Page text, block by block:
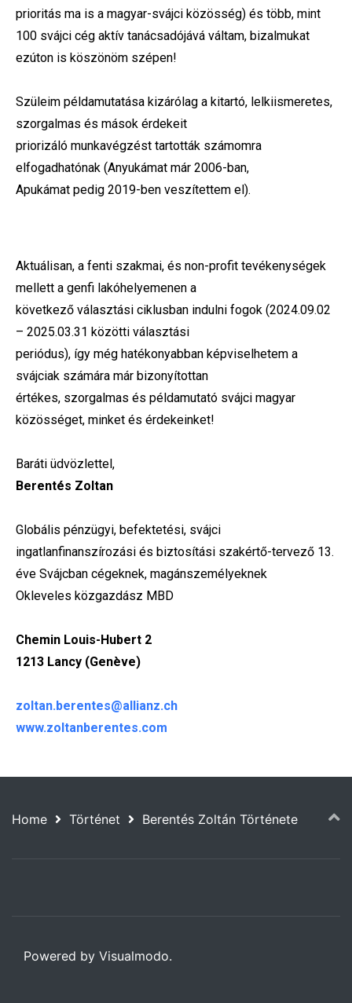
prioritás ma is a magyar-svájci közösség) és több, mint
100 svájci cég aktív tanácsadójává váltam, bizalmukat
ezúton is köszönöm szépen!
Szüleim példamutatása kizárólag a kitartó, lelkiismeretes,
szorgalmas és mások érdekeit
priorizáló munkavégzést tartották számomra
elfogadhatónak (Anyukámat már 2006-ban,
Apukámat pedig 2019-ben veszítettem el).
Aktuálisan, a fenti szakmai, és non-profit tevékenységek
mellett a genfi lakóhelyemenen a
következő választási ciklusban indulni fogok (2024.09.02
– 2025.03.31 közötti választási
periódus), így még hatékonyabban képviselhetem a
svájciak számára már bizonyítottan
értékes, szorgalmas és példamutató svájci magyar
közösséget, minket és érdekeinket!
Baráti üdvözlettel,
Berentés Zoltan
Globális pénzügyi, befektetési, svájci
ingatlanfinanszírozási és biztosítási szakértő-tervező 13.
éve Svájcban cégeknek, magánszemélyeknek
Okleveles közgazdász MBD
Chemin Louis-Hubert 2
1213 Lancy (Genève)
zoltan.berentes@allianz.ch
www.zoltanberentes.com
Home Történet Berentés Zoltán Története
Powered by Visualmodo.